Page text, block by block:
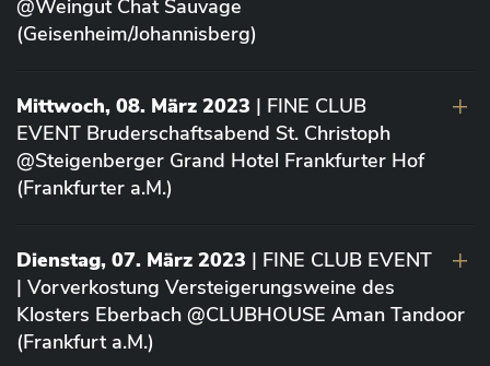
@Weingut Chat Sauvage
(Geisenheim/Johannisberg)
Mittwoch, 08. März 2023 | FINE CLUB
EVENT Bruderschaftsabend St. Christoph
@Steigenberger Grand Hotel Frankfurter Hof
(Frankfurter a.M.)
Dienstag, 07. März 2023 | FINE CLUB EVENT
| Vorverkostung Versteigerungsweine des
Klosters Eberbach @CLUBHOUSE Aman Tandoor
(Frankfurt a.M.)